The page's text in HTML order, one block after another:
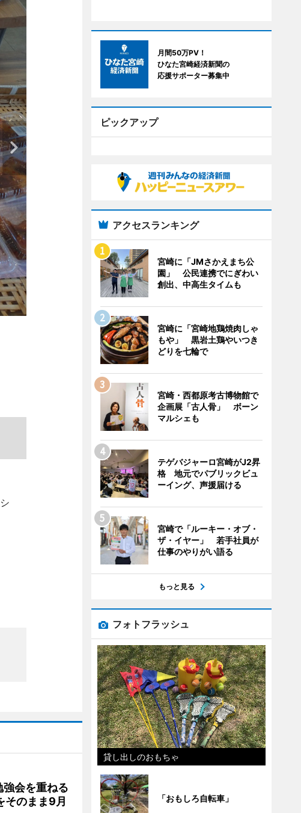
強会を重ねる
そのまま9月
月間50万PV！
ひなた宮崎経済新聞の
応援サポーター募集中
ピックアップ
アクセスランキング
宮崎に「JMさかえまち公
園」 公民連携でにぎわい
創出、中高生タイムも
宮崎に「宮崎地鶏焼肉しゃ
もや」 黒岩土鶏やいつき
どりを七輪で
宮崎・西都原考古博物館で
企画展「古人骨」 ボーン
マルシェも
テゲバジャーロ宮崎がJ2昇
格 地元でパブリックビュ
ーイング、声援届ける
宮崎で「ルーキー・オブ・
ザ・イヤー」 若手社員が
仕事のやりがい語る
もっと見る
フォトフラッシュ
貸し出しのおもちゃ
「おもしろ自転車」